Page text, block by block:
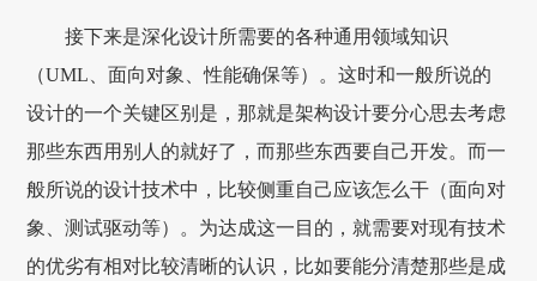
接下来是深化设计所需要的各种通用领域知识
（UML、面向对象、性能确保等）。这时和一般所说的
设计的一个关键区别是，那就是架构设计要分心思去考虑
那些东西用别人的就好了，而那些东西要自己开发。而一
般所说的设计技术中，比较侧重自己应该怎么干（面向对
象、测试驱动等）。为达成这一目的，就需要对现有技术
的优劣有相对比较清晰的认识，比如要能分清楚那些是成